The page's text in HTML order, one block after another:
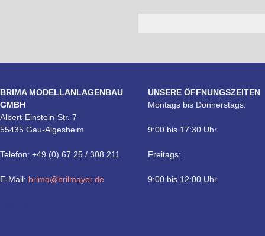
BRIMA MODELLANLAGENBAU
GMBH
Albert-Einstein-Str. 7
55435 Gau-Algesheim
Telefon: +49 (0) 67 25 / 308 211
E-Mail: brima@brilmayer.de
UNSERE ÖFFNUNGSZEITEN
Montags bis Donnerstags:
9:00 bis 17:30 Uhr
Freitags:
9:00 bis 12:00 Uhr